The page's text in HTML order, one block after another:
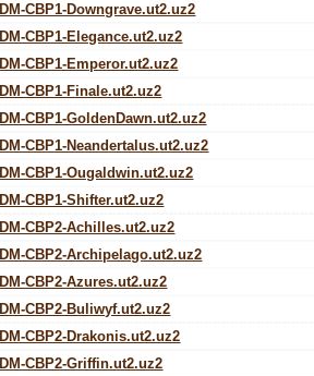
DM-CBP1-Downgrave.ut2.uz2
DM-CBP1-Elegance.ut2.uz2
DM-CBP1-Emperor.ut2.uz2
DM-CBP1-Finale.ut2.uz2
DM-CBP1-GoldenDawn.ut2.uz2
DM-CBP1-Neandertalus.ut2.uz2
DM-CBP1-Ougaldwin.ut2.uz2
DM-CBP1-Shifter.ut2.uz2
DM-CBP2-Achilles.ut2.uz2
DM-CBP2-Archipelago.ut2.uz2
DM-CBP2-Azures.ut2.uz2
DM-CBP2-Buliwyf.ut2.uz2
DM-CBP2-Drakonis.ut2.uz2
DM-CBP2-Griffin.ut2.uz2